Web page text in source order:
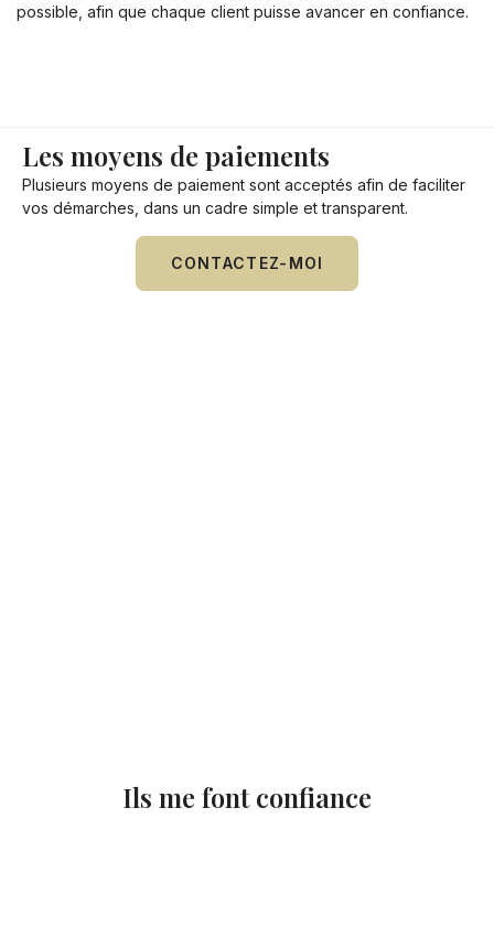
possible, afin que chaque client puisse avancer en confiance.
Les moyens de paiements
Plusieurs moyens de paiement sont acceptés afin de faciliter
vos démarches, dans un cadre simple et transparent.
CONTACTEZ-MOI
Ils me font confiance